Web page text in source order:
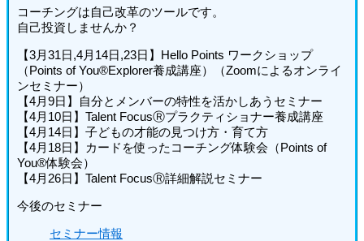
コーチングは自己改革のツールです。
自己投資しませんか？
【3月31日,4月14日,23日】Hello Points ワークショップ
（Points of You®Explorer養成講座）（Zoomによるオンライ
ンセミナー）
【4月9日】自分とメンバーの特性を活かしあうセミナー
【4月10日】Talent FocusⓇプラクティショナー養成講座
【4月14日】子どもの才能の見つけ方・育て方
【4月18日】カードを使ったコーチング体験会（Points of
You®体験会）
【4月26日】Talent FocusⓇ詳細解説セミナー
今後のセミナー
セミナー情報